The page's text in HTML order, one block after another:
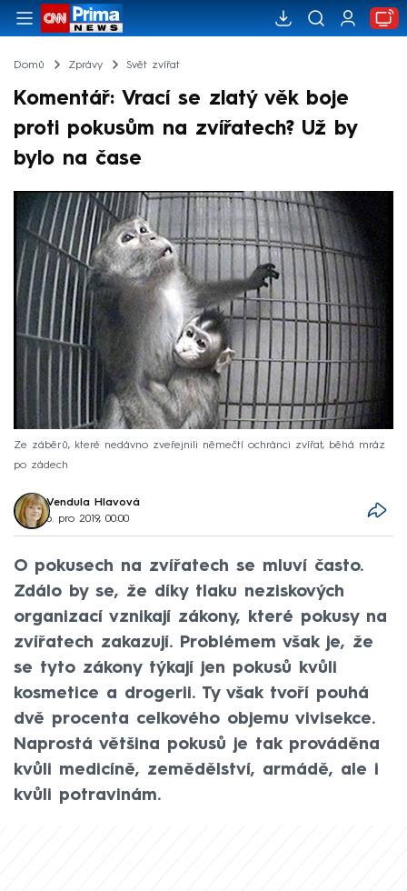
Domů Zprávy Svět zvířat
Komentář: Vrací se zlatý věk boje
proti pokusům na zvířatech? Už by
bylo na čase
Ze záběrů, které nedávno zveřejnili němečtí ochránci zvířat, běhá mráz
po zádech
Vendula Hlavová
6. pro 2019, 00:00
O pokusech na zvířatech se mluví často.
Zdálo by se, že díky tlaku neziskových
organizací vznikají zákony, které pokusy na
zvířatech zakazují. Problémem však je, že
se tyto zákony týkají jen pokusů kvůli
kosmetice a drogerii. Ty však tvoří pouhá
dvě procenta celkového objemu vivisekce.
Naprostá většina pokusů je tak prováděna
kvůli medicíně, zemědělství, armádě, ale i
kvůli potravinám.